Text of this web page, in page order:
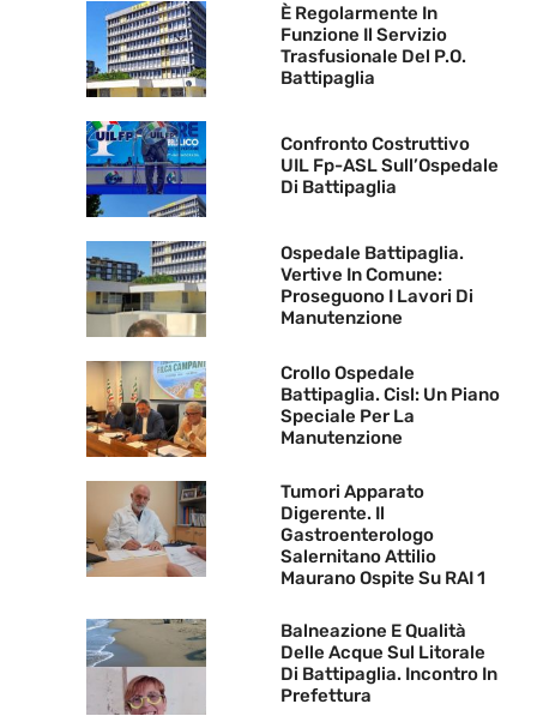
È Regolarmente In
Funzione Il Servizio
Trasfusionale Del P.O.
Battipaglia
Confronto Costruttivo
UIL Fp-ASL Sull’Ospedale
Di Battipaglia
Ospedale Battipaglia.
Vertive In Comune:
Proseguono I Lavori Di
Manutenzione
Crollo Ospedale
Battipaglia. Cisl: Un Piano
Speciale Per La
Manutenzione
Tumori Apparato
Digerente. Il
Gastroenterologo
Salernitano Attilio
Maurano Ospite Su RAI 1
Balneazione E Qualità
Delle Acque Sul Litorale
Di Battipaglia. Incontro In
Prefettura